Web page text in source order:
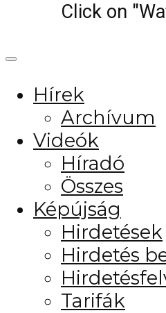
Click on
Hírek
Archívum
Videók
Híradó
Összes
Képújság
Hirdetések
Hirdetés
Tarifák